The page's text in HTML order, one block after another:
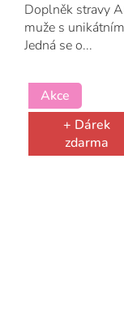
Doplněk stravy
muže s
Jedná se o...
Akce
+ Dárek
zdarma